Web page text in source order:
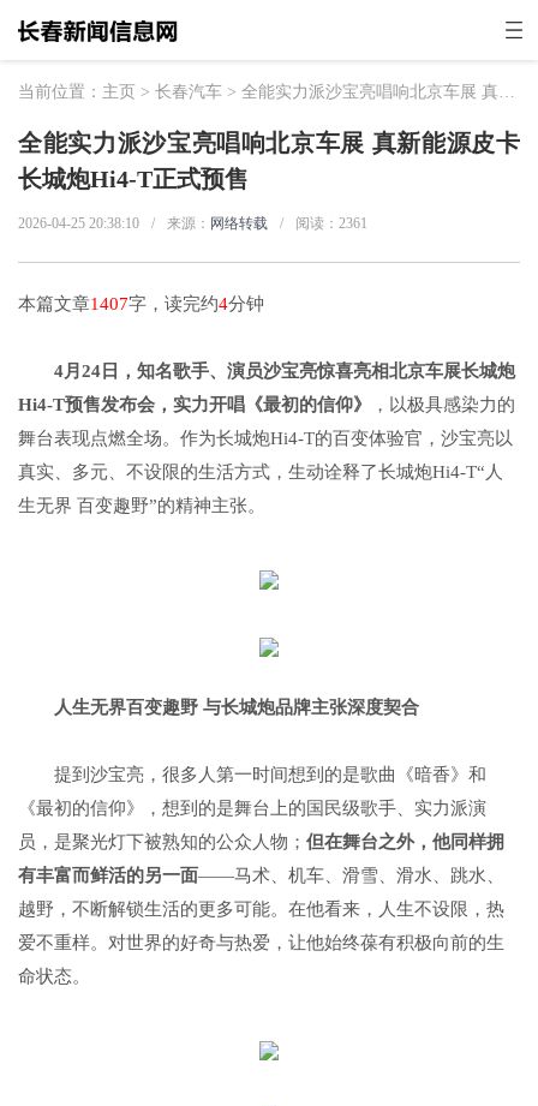
当前位置： 主页 > 长春汽车 > 全能实力派沙宝亮唱响北京车展 真新能源皮卡长城炮Hi4-T正式预售
全能实力派沙宝亮唱响北京车展 真新能源皮卡
长城炮Hi4-T正式预售
2026-04-25 20:38:10 / 来源： 网络转载 / 阅读： 2361
本篇文章1407字，读完约4分钟
4月24日，知名歌手、演员沙宝亮惊喜亮相北京车展长城炮
Hi4-T预售发布会，实力开唱《最初的信仰》
，以极具感染力的
舞台表现点燃全场。作为长城炮Hi4-T的百变体验官，沙宝亮以
真实、多元、不设限的生活方式，生动诠释了长城炮Hi4-T“人
生无界 百变趣野”的精神主张。
人生无界百变趣野 与长城炮品牌主张深度契合
提到沙宝亮，很多人第一时间想到的是歌曲《暗香》和
《最初的信仰》，想到的是舞台上的国民级歌手、实力派演
员，是聚光灯下被熟知的公众人物； 但在舞台之外，他同样拥
有丰富而鲜活的另一面——马术、机车、滑雪、滑水、跳水、
越野，不断解锁生活的更多可能。在他看来，人生不设限，热
爱不重样。对世界的好奇与热爱，让他始终葆有积极向前的生
命状态。